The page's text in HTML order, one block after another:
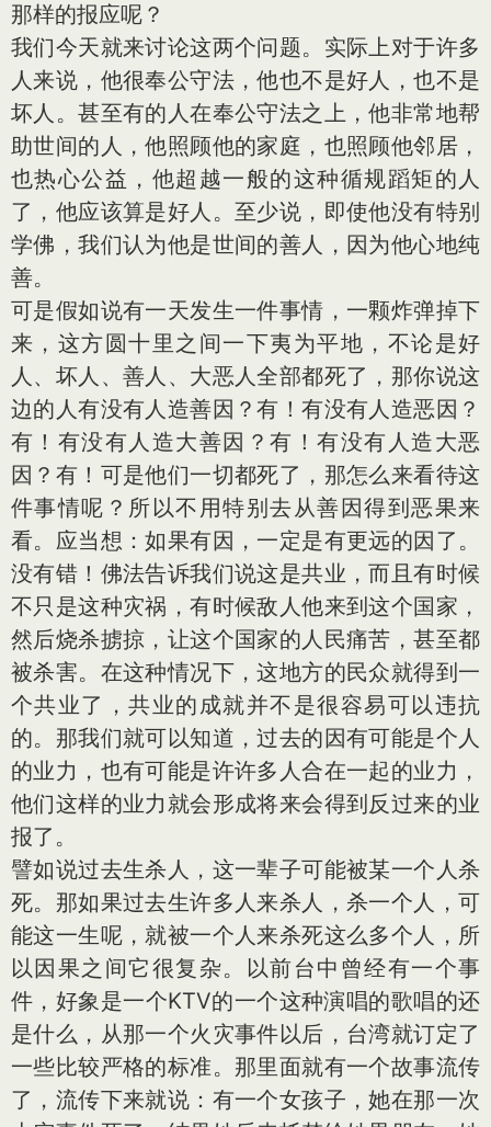
那样的报应呢？
我们今天就来讨论这两个问题。实际上对于许多
人来说，他很奉公守法，他也不是好人，也不是
坏人。甚至有的人在奉公守法之上，他非常地帮
助世间的人，他照顾他的家庭，也照顾他邻居，
也热心公益，他超越一般的这种循规蹈矩的人
了，他应该算是好人。至少说，即使他没有特别
学佛，我们认为他是世间的善人，因为他心地纯
善。
可是假如说有一天发生一件事情，一颗炸弹掉下
来，这方圆十里之间一下夷为平地，不论是好
人、坏人、善人、大恶人全部都死了，那你说这
边的人有没有人造善因？有！有没有人造恶因？
有！有没有人造大善因？有！有没有人造大恶
因？有！可是他们一切都死了，那怎么来看待这
件事情呢？所以不用特别去从善因得到恶果来
看。应当想：如果有因，一定是有更远的因了。
没有错！佛法告诉我们说这是共业，而且有时候
不只是这种灾祸，有时候敌人他来到这个国家，
然后烧杀掳掠，让这个国家的人民痛苦，甚至都
被杀害。在这种情况下，这地方的民众就得到一
个共业了，共业的成就并不是很容易可以违抗
的。那我们就可以知道，过去的因有可能是个人
的业力，也有可能是许许多人合在一起的业力，
他们这样的业力就会形成将来会得到反过来的业
报了。
譬如说过去生杀人，这一辈子可能被某一个人杀
死。那如果过去生许多人来杀人，杀一个人，可
能这一生呢，就被一个人来杀死这么多个人，所
以因果之间它很复杂。以前台中曾经有一个事
件，好象是一个KTV的一个这种演唱的歌唱的还
是什么，从那一个火灾事件以后，台湾就订定了
一些比较严格的标准。那里面就有一个故事流传
了，流传下来就说：有一个女孩子，她在那一次